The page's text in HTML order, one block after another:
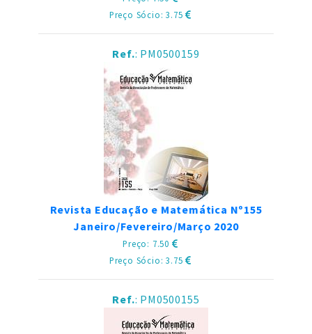
Preço Sócio: 3.75
Ref.: PM0500159
Revista Educação e Matemática Nº155
Janeiro/Fevereiro/Março 2020
Preço: 7.50
Preço Sócio: 3.75
Ref.: PM0500155